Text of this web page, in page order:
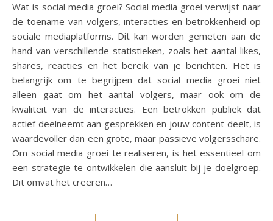
Wat is social media groei? Social media groei verwijst naar
de toename van volgers, interacties en betrokkenheid op
sociale mediaplatforms. Dit kan worden gemeten aan de
hand van verschillende statistieken, zoals het aantal likes,
shares, reacties en het bereik van je berichten. Het is
belangrijk om te begrijpen dat social media groei niet
alleen gaat om het aantal volgers, maar ook om de
kwaliteit van de interacties. Een betrokken publiek dat
actief deelneemt aan gesprekken en jouw content deelt, is
waardevoller dan een grote, maar passieve volgersschare.
Om social media groei te realiseren, is het essentieel om
een strategie te ontwikkelen die aansluit bij je doelgroep.
Dit omvat het creëren…